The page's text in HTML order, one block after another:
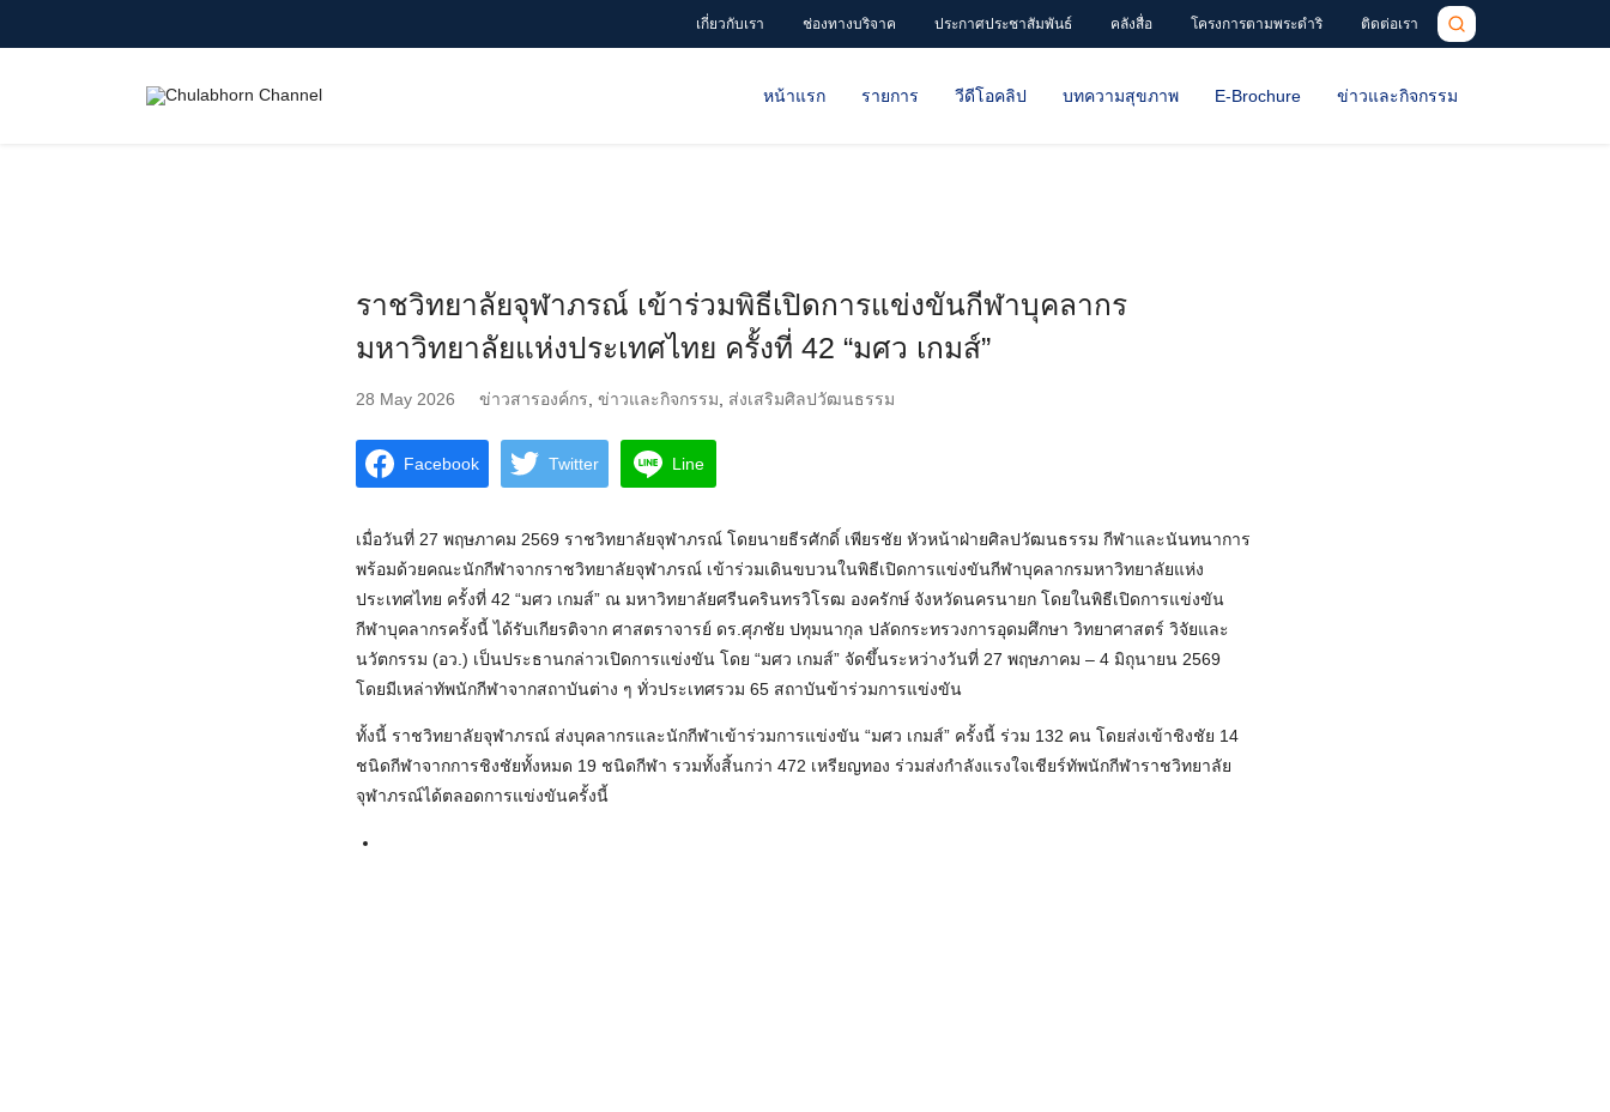
เกี่ยวกับเรา ช่องทางบริจาค ประกาศประชาสัมพันธ์ คลังสื่อ โครงการตามพระดำริ ติดต่อเรา
หน้าแรก รายการ วีดีโอคลิป บทความสุขภาพ E-Brochure ข่าวและกิจกรรม
ราชวิทยาลัยจุฬาภรณ์ เข้าร่วมพิธีเปิดการแข่งขันกีฬาบุคลากร
มหาวิทยาลัยแห่งประเทศไทย ครั้งที่ 42 “มศว เกมส์”
28 May 2026 ข่าวสารองค์กร ข่าวและกิจกรรม ส่งเสริมศิลปวัฒนธรรม
Facebook Twitter Line
เมื่อวันที่ 27 พฤษภาคม 2569 ราชวิทยาลัยจุฬาภรณ์ โดยนายธีรศักดิ์ เพียรชัย หัวหน้าฝ่ายศิลปวัฒนธรรม กีฬาและนันทนาการ
พร้อมด้วยคณะนักกีฬาจากราชวิทยาลัยจุฬาภรณ์ เข้าร่วมเดินขบวนในพิธีเปิดการแข่งขันกีฬาบุคลากรมหาวิทยาลัยแห่ง
ประเทศไทย ครั้งที่ 42 “มศว เกมส์” ณ มหาวิทยาลัยศรีนครินทรวิโรฒ องครักษ์ จังหวัดนครนายก โดยในพิธีเปิดการแข่งขัน
กีฬาบุคลากรครั้งนี้ ได้รับเกียรติจาก ศาสตราจารย์ ดร.ศุภชัย ปทุมนากุล ปลัดกระทรวงการอุดมศึกษา วิทยาศาสตร์ วิจัยและ
นวัตกรรม (อว.) เป็นประธานกล่าวเปิดการแข่งขัน โดย “มศว เกมส์” จัดขึ้นระหว่างวันที่ 27 พฤษภาคม – 4 มิถุนายน 2569
โดยมีเหล่าทัพนักกีฬาจากสถาบันต่าง ๆ ทั่วประเทศรวม 65 สถาบันข้าร่วมการแข่งขัน
ทั้งนี้ ราชวิทยาลัยจุฬาภรณ์ ส่งบุคลากรและนักกีฬาเข้าร่วมการแข่งขัน “มศว เกมส์” ครั้งนี้ ร่วม 132 คน โดยส่งเข้าชิงชัย 14
ชนิดกีฬาจากการชิงชัยทั้งหมด 19 ชนิดกีฬา รวมทั้งสิ้นกว่า 472 เหรียญทอง ร่วมส่งกำลังแรงใจเชียร์ทัพนักกีฬาราชวิทยาลัย
จุฬาภรณ์ได้ตลอดการแข่งขันครั้งนี้